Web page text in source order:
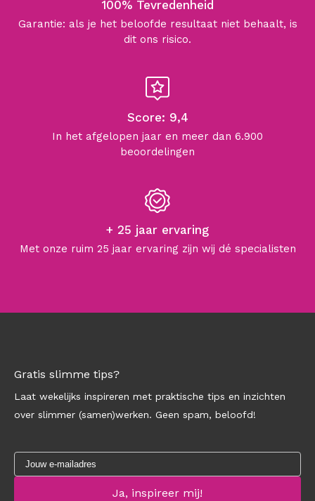
100% Tevredenheid
Garantie: als je het beloofde resultaat niet behaalt, is
dit ons risico.
Score: 9,4
In het afgelopen jaar en meer dan 6.900
beoordelingen
+ 25 jaar ervaring
Met onze ruim 25 jaar ervaring zijn wij dé specialisten
Gratis slimme tips?
Laat wekelijks inspireren met praktische tips en inzichten
over slimmer (samen)werken. Geen spam, beloofd!